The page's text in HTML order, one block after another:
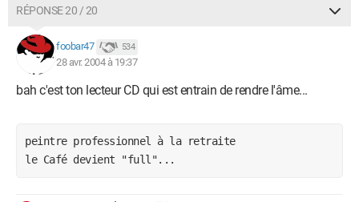
RÉPONSE 20 / 20
foobar47 534
28 avr. 2004 à 19:37
bah c'est ton lecteur CD qui est entrain de rendre l'âme...
peintre professionnel à la retraite
le Café devient "full"...